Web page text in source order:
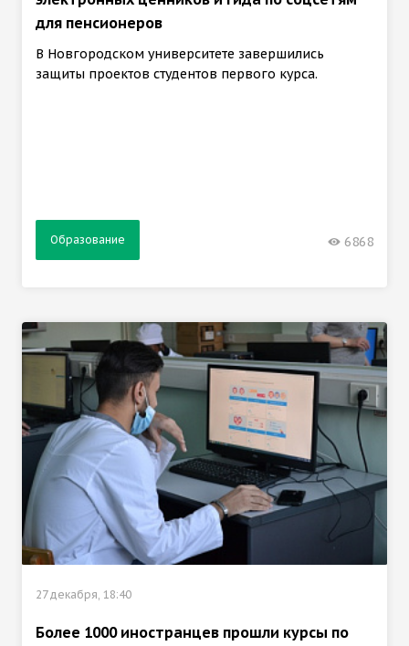
для пенсионеров
В Новгородском университете завершились
защиты проектов студентов первого курса.
Образование 6868
27 декабря, 18:40
Более 1000 иностранцев прошли курсы по